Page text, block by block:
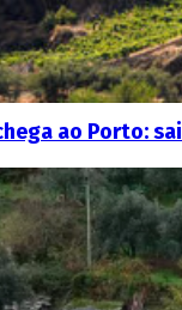
ao Porto: